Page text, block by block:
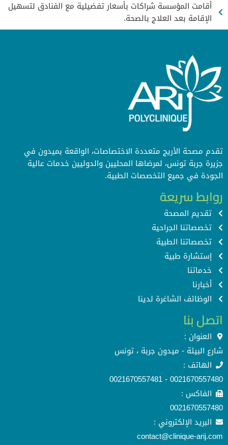
أقامت المؤسسة شراكات بأسعار تفضيلية مع الفنادق لتسهيل
الإقامة بعد العلاج بالصحة.
تقدم مصحة الأريج متعددة الاختصاصات، الواقعة بميدون في
جزيرة جربة تونس، لمرضاها المحليين والدوليين خدمات عالية
الجودة في جميع التخصصات الطبية.
روابط سريعة
تقديم المصحة
تخصصاتنا الجراحية
تخصصاتنا الطبية
إستشارة طبية
خدماتنا
أخبارنا
الوظائف الشاغرة لدينا
اتصل بنا
العنوان :
شارع البيئة - ميدون جربة ، تونس
الهاتف :
0021670557480 - 0021670557481
الفاكس :
0021670557480
البريد الإلكتروني :
contact@clinique-arij.com